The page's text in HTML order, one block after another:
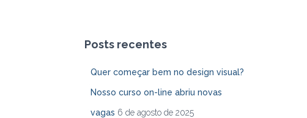
Posts recentes
Quer começar bem no design visual?
Nosso curso on-line abriu novas
vagas 6 de agosto de 2025